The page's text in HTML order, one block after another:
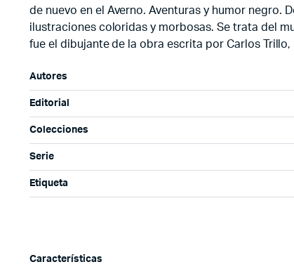
de nuevo en el Averno. Aventuras y humor
ilustraciones coloridas y morbosas. Se trata del
fue el dibujante de la obra escrita por Carlos
Autores
Editorial
Colecciones
Serie
Etiqueta
Características